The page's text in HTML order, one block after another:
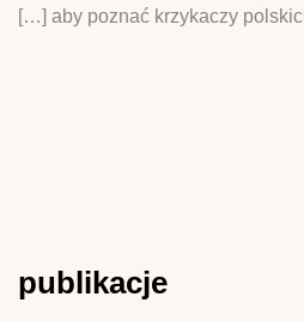
[…] aby poznać krzykaczy
publikacje